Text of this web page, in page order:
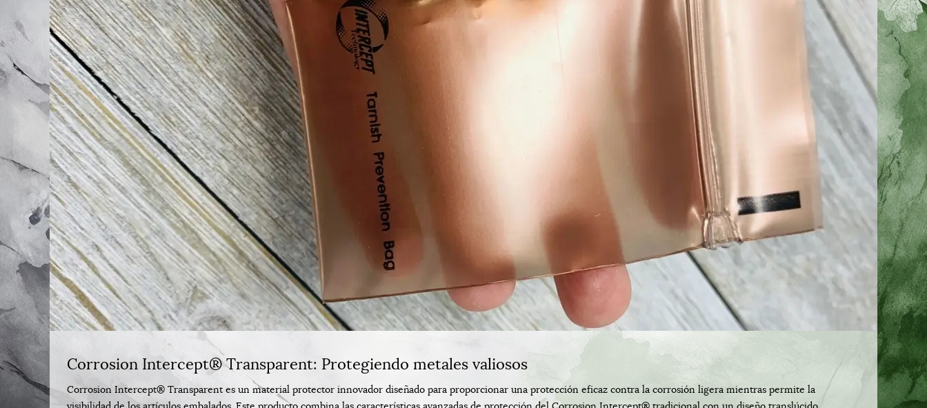
Corrosion Intercept® Transparent: Protegiendo metales valiosos
Corrosion Intercept® Transparent es un material protector innovador diseñado para proporcionar una protección eficaz contra la corrosión ligera mientras permite la